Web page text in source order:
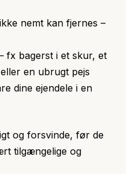
nemt kan fjernes –
fx bagerst i et skur, et
en ubrugt pejs
dine ejendele i en
og forsvinde, før de
tilgængelige og